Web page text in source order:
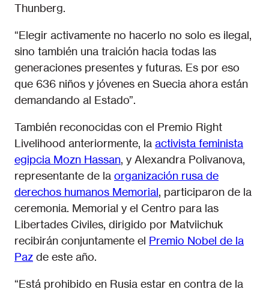
Thunberg.
“Elegir activamente no hacerlo no solo es ilegal,
sino también una traición hacia todas las
generaciones presentes y futuras. Es por eso
que 636 niños y jóvenes en Suecia ahora están
demandando al Estado”.
También reconocidas con el Premio Right
Livelihood anteriormente, la activista feminista
egipcia Mozn Hassan, y Alexandra Polivanova,
representante de la organización rusa de
derechos humanos Memorial, participaron de la
ceremonia. Memorial y el Centro para las
Libertades Civiles, dirigido por Matviichuk
recibirán conjuntamente el Premio Nobel de la
Paz de este año.
“Está prohibido en Rusia estar en contra de la